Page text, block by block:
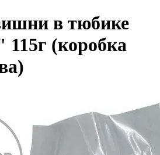
в тюбике
(коробка